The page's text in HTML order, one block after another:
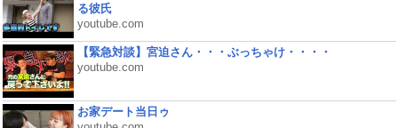
る彼氏
youtube.com
【緊急対談】宮迫さん・・・ぶっちゃけ・・・・
youtube.com
お家デート当日ゥ